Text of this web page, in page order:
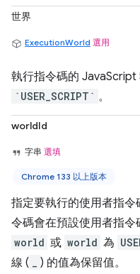
世界
ExecutionWorld 選用
執行指令碼的 JavaScript
`USER_SCRIPT` 。
worldId
字串 選填
Chrome 133 以上版本
指定要執行的使用者指
令碼會在預設使用者指
world 或 world 為
線 (
) 的值為保留值。